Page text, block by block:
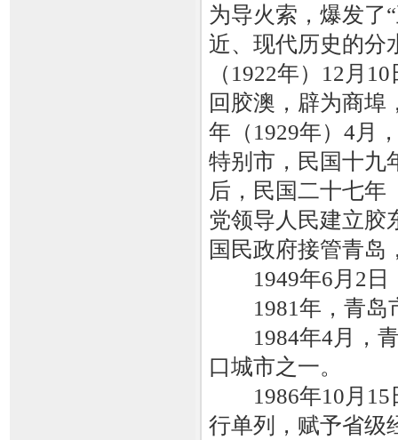
为导火索，爆发了
近、现代历史的分
（1922年）12月
回胶澳，辟为商埠
年（1929年）4月
特别市，民国十九
后，民国二十七年
党领导人民建立胶
国民政府接管青岛
1949年6月2日
1981年，青岛
1984年4月，青
口城市之一。
1986年10月15
行单列，赋予省级